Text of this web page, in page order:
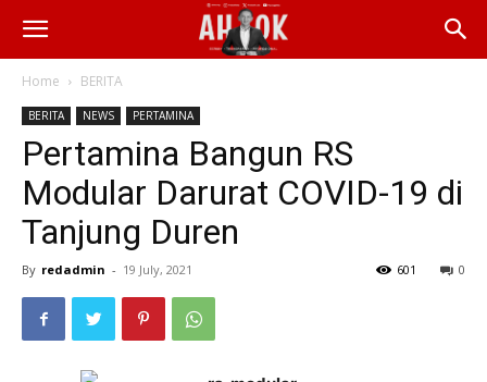
Home BERITA
BERITA NEWS PERTAMINA
Pertamina Bangun RS
Modular Darurat COVID-19 di
Tanjung Duren
By redadmin - 19 July, 2021 0
601